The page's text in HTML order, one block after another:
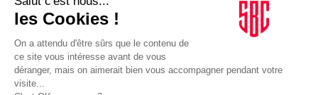
INFLUENCIA
JE DÉCOUVRE LE GROUPE